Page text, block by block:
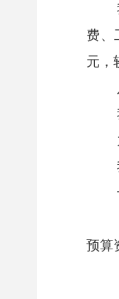
费、
元，
预算